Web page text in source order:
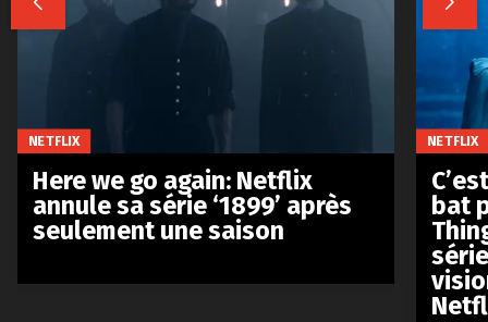
NETFLIX
Here we go again: Netflix
annule sa série ‘1899’ après
seulement une saison
NETFLIX
bat